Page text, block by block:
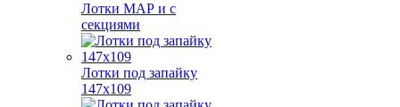
Лотки МАР и с
секциями
Лотки под запайку
147х109